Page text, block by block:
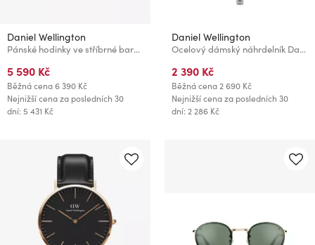
Daniel Wellington
Pánské hodinky ve stříbrné barvě Daniel Wellington Iconic Link
5 590 Kč
Běžná cena6 390 Kč
Nejnižší cena za posledních 30
dní: 5 431 Kč
Daniel Wellington
Ocelový dámský náhrdelník Daniel Wellington Elan Lumine
2 390 Kč
Běžná cena2 690 Kč
Nejnižší cena za posledních 30
dní: 2 286 Kč